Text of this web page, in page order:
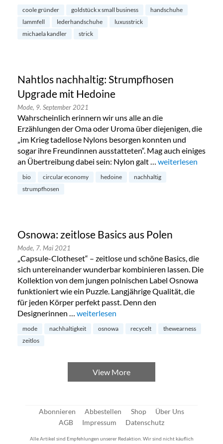
coole gründer goldstück x small business
handschuhe
lammfell
lederhandschuhe
luxusstrick
michaela kandler
strick
Nahtlos nachhaltig: Strumpfhosen
Upgrade mit Hedoine
Mode, 9. September 2021
Wahrscheinlich erinnern wir uns alle an die
Erzählungen der Oma oder Uroma über diejenigen, die
„im Krieg tadellose Nylons besorgen konnten und
sogar ihre Freundinnen ausstatteten“. Mag auch einiges
an Übertreibung dabei sein: Nylon galt … „Nahtlos
weiterlesen
bio circular economy hedoine
nachhaltig
strumpfhosen
Osnowa: zeitlose Basics aus Polen
Mode, 7. Mai 2021
„Capsule-Clotheset“ – zeitlose und schöne Basics, die
sich untereinander wunderbar kombinieren lassen. Die
Kollektion von dem jungen polnischen Label Osnowa
funktioniert wie ein Puzzle. Langjährige Qualität, die
für jeden Körper perfekt passt. Denn den
Designerinnen … „Osnowa: zeitlose Basics aus Polen“
weiterlesen
mode nachhaltigkeit osnowa recycelt
thewearness
zeitlos
View More
Abonnieren Abbestellen Shop
Über Uns
AGB
Impressum Datenschutz
Alle Artikel sind Empfehlungen unserer Redaktion. Wir sind nicht käuflich